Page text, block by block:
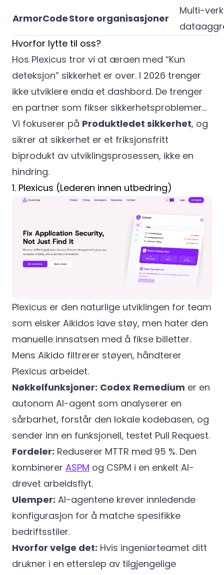
ArmorCodeStore organisasjoner
Multi-
Hvorfor lytte til oss?
Hos Plexicus tror vi at æraen med “Kun
deteksjon” sikkerhet er over. I 2026 trenger
ikke utviklere enda et dashbord. De trenger
en partner som fikser sikkerhetsproblemer…
Vi fokuserer på Produktledet sikkerhet, og
sikrer at sikkerhet er et friksjonsfritt
biprodukt av utviklingsprosessen, ikke en
hindring.
1. Plexicus (Lederen innen utbedring)
Plexicus er den naturlige utviklingen for team
som elsker Aikidos lave støy, men hater den
manuelle innsatsen med å fikse billetter.
Mens Aikido filtrerer støyen, håndterer
Plexicus arbeidet.
Nøkkelfunksjoner: Codex Remedium er en
autonom AI-agent som analyserer en
sårbarhet, forstår den lokale kodebasen, og
sender inn en funksjonell, testet Pull Request.
Fordeler: Reduserer MTTR med 95 %. Den
kombinerer ASPM og CSPM i en enkelt AI-
drevet arbeidsflyt.
Ulemper: AI-agentene krever innledende
konfigurasjon for å matche spesifikke
bedriftsstiler.
Hvorfor velge det: Hvis ingeniørteamet ditt
drukner i en etterslep av tilgjengelige